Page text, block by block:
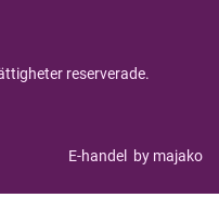
reserverade.
E-handel by majako